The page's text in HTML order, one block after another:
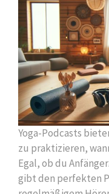
Yoga-Podcasts
zu praktizieren,
Egal, ob du Anfänger
gibt den perfekten